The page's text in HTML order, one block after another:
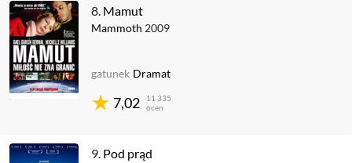
8. Mamut
Mammoth 2009
7,02
11 335
ocen
gatunek Dramat
9. Pod prąd